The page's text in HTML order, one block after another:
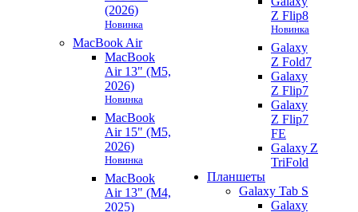
(2026)
Новинка
MacBook Air
MacBook
Air 13" (M5,
2026)
Новинка
MacBook
Air 15" (M5,
2026)
Новинка
MacBook
Air 13" (M4,
2025)
Z Flip8
Новинка
Galaxy
Z Fold7
Galaxy
Z Flip7
Galaxy
Z Flip7
FE
Galaxy Z
TriFold
Планшеты
Galaxy Tab S
Galaxy